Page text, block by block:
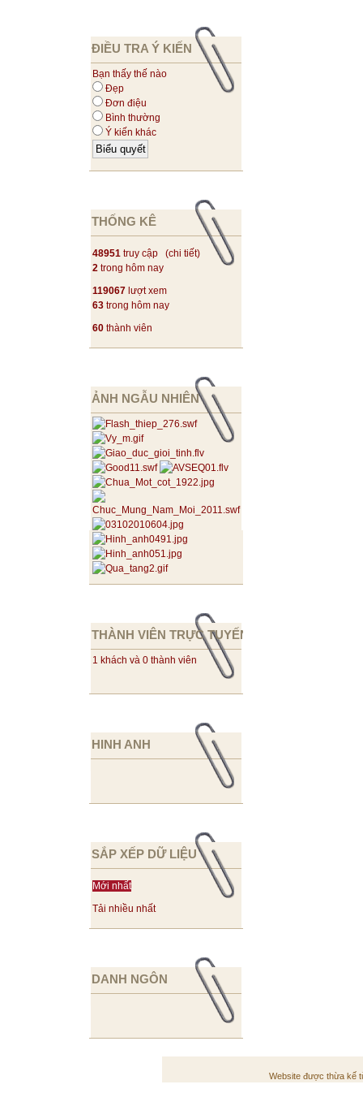
ĐIỀU TRA Ý KIẾN
Bạn thấy thế nào
Đẹp
Đơn điệu
Bình thường
Ý kiến khác
THỐNG KÊ
48951 truy cập (chi tiết)
2 trong hôm nay
119067 lượt xem
63 trong hôm nay
60 thành viên
ẢNH NGẪU NHIÊN
THÀNH VIÊN TRỰC TUYẾN
1 khách và 0 thành viên
HINH ANH
SẮP XẾP DỮ LIỆU
Mới nhất
Tải nhiều nhất
DANH NGÔN
Website được thừa kế